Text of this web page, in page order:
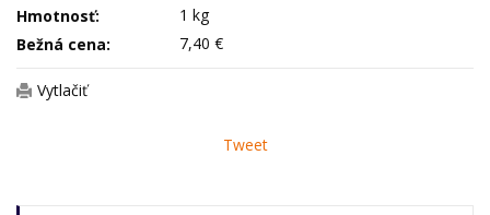
Hmotnosť:
1 kg
Bežná cena:
7,40 €
Vytlačiť
Tweet